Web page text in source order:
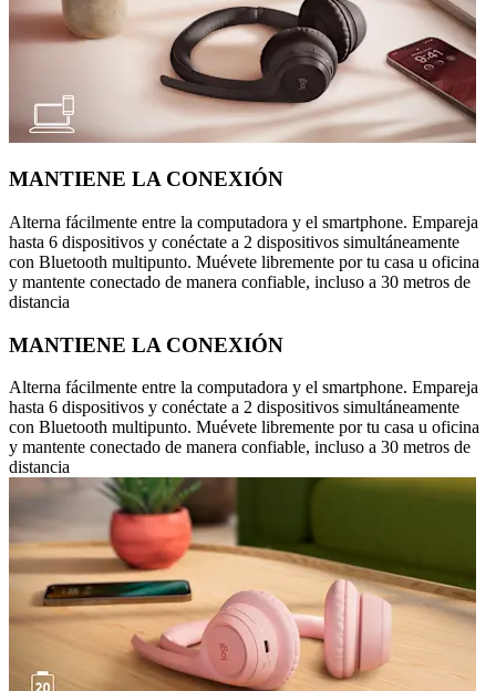
MANTIENE LA CONEXIÓN
Alterna fácilmente entre la computadora y el smartphone. Empareja
hasta 6 dispositivos y conéctate a 2 dispositivos simultáneamente
con Bluetooth multipunto. Muévete libremente por tu casa u oficina
y mantente conectado de manera confiable, incluso a 30 metros de
distancia
MANTIENE LA CONEXIÓN
Alterna fácilmente entre la computadora y el smartphone. Empareja
hasta 6 dispositivos y conéctate a 2 dispositivos simultáneamente
con Bluetooth multipunto. Muévete libremente por tu casa u oficina
y mantente conectado de manera confiable, incluso a 30 metros de
distancia